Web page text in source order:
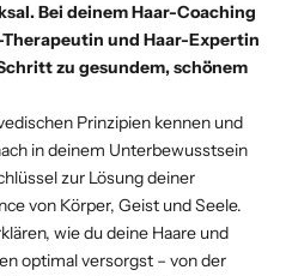
Bei deinem Haar-Coaching
und Haar-Expertin
zu gesundem, schönem
Prinzipien kennen und
in deinem Unterbewusstsein
zur Lösung deiner
von Körper, Geist und Seele.
wie du deine Haare und
optimal versorgst – von der